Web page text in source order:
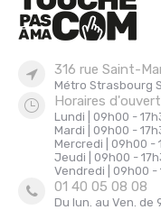
316 rue Saint-
Métro Strasbourg
Horaires
Lundi | 09h00 -
Mardi | 09h00 -
Mercredi | 09h00 -
Jeudi | 09h00 -
Vendredi | 09h00 -
01 40 05 08 08
Du lun. au Ven. de